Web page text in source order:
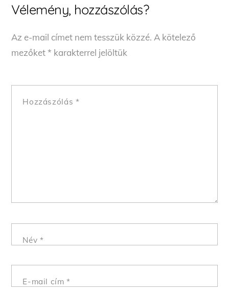
Vélemény, hozzászólás?
Az e-mail címet nem tesszük közzé. A kötelező
mezőket* karakterrel jelöltük
Hozzászólás *
Név *
E-mail cím*